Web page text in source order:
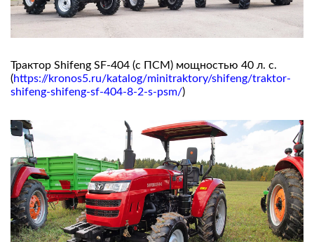
Трактор Shifeng SF-404 (с ПСМ) мощностью 40 л. с.
(https://kronos5.ru/katalog/minitraktory/shifeng/traktor-
shifeng-shifeng-sf-404-8-2-s-psm/)